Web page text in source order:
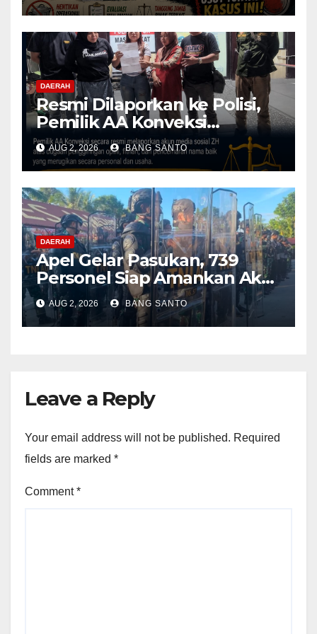
Dihentikan & Evaluasi
Menyeluruh
DAERAH
Resmi Dilaporkan ke Polisi,
Pemilik AA Konveksi
Didampingi Tim Advokat
Lentera Netizen Indonesia (L-
NET-ID)
AUG 2, 2026 BANG SANTO
DAERAH
Apel Gelar Pasukan, 739
Personel Siap Amankan Aksi
Damai KNPB di Kantor MRP
Papua Tengah
AUG 2, 2026 BANG SANTO
Leave a Reply
Your email address will not be published. Required
fields are marked *
Comment*